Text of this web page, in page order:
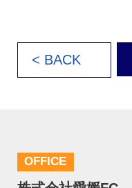
< BACK
OFFICE